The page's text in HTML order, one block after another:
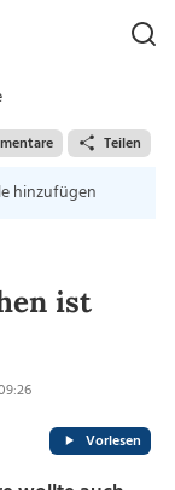
Teilen
hinzufügen
ist
Vorlesen